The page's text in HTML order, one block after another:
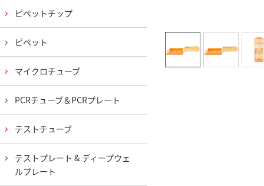
ピペットチップ
ピペット
マイクロチューブ
PCRチューブ＆PCRプレート
テストチューブ
テストプレート & ディープウェ
ルプレート